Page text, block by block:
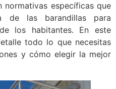
son
las
una
de las
mínima
normativas específicas que
de las barandillas para
los habitantes. En este
todo lo que necesitas
y cómo elegir la mejor